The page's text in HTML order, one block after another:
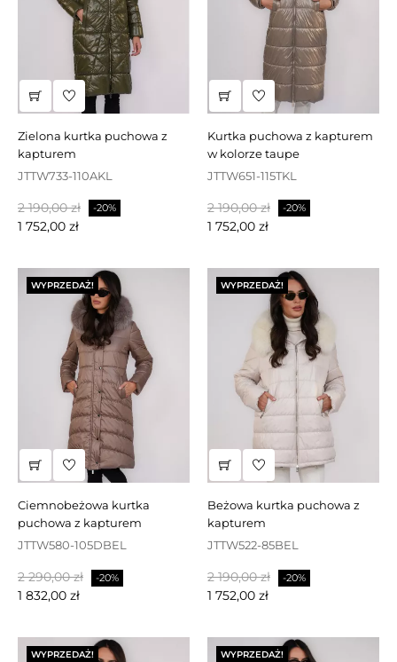
zielona kurtka puchowa z
kapturem
JTTW733-110AKL
Cena
podstawowa
2 190,00 zł -20%
1 752,00 zł
kurtka puchowa z kapturem
w kolorze taupe
JTTW651-115TKL
Cena
podstawowa
2 190,00 zł -20%
1 752,00 zł
WYPRZEDAŻ!
ciemnobeżowa kurtka
puchowa z kapturem
JTTW580-105DBEL
Cena
podstawowa
2 290,00 zł -20%
1 832,00 zł
WYPRZEDAŻ!
beżowa kurtka puchowa z
kapturem
JTTW522-85BEL
Cena
podstawowa
2 190,00 zł -20%
1 752,00 zł
WYPRZEDAŻ! WYPRZEDAŻ!